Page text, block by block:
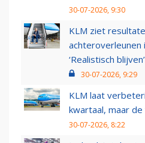
30-07-2026, 9:30
KLM ziet
achteroverleunen
‘Realistisch blijven’
30-07-2026, 9:29
KLM laat
kwartaal, maar
30-07-2026, 8:22